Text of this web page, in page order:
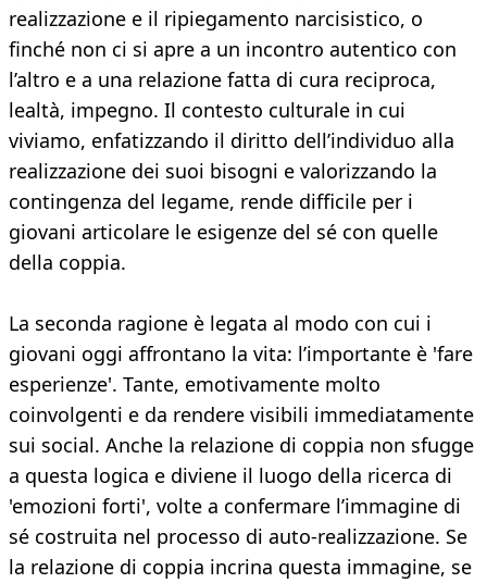
realizzazione e il ripiegamento narcisistico, o
finché non ci si apre a un incontro autentico con
l’altro e a una relazione fatta di cura reciproca,
lealtà, impegno. Il contesto culturale in cui
viviamo, enfatizzando il diritto dell’individuo alla
realizzazione dei suoi bisogni e valorizzando la
contingenza del legame, rende difficile per i
giovani articolare le esigenze del sé con quelle
della coppia.
La seconda ragione è legata al modo con cui i
giovani oggi affrontano la vita: l’importante è 'fare
esperienze'. Tante, emotivamente molto
coinvolgenti e da rendere visibili immediatamente
sui social. Anche la relazione di coppia non sfugge
a questa logica e diviene il luogo della ricerca di
'emozioni forti', volte a confermare l’immagine di
sé costruita nel processo di auto-realizzazione. Se
la relazione di coppia incrina questa immagine, se